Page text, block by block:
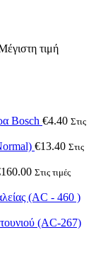
τιμή
Bosch €4.40 Στις
€13.40 Στις
160.00 Στις τιμές
(AC - 460 )
(AC-267)